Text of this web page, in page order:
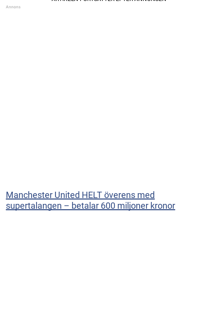
Manchester United HELT överens med
supertalangen – betalar 600 miljoner kronor